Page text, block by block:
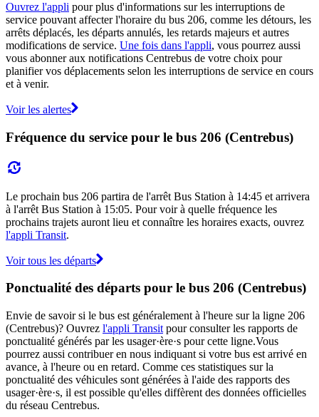
Ouvrez l'appli pour plus d'informations sur les interruptions de
service pouvant affecter l'horaire du bus 206, comme les détours, les
arrêts déplacés, les départs annulés, les retards majeurs et autres
modifications de service. Une fois dans l'appli, vous pourrez aussi
vous abonner aux notifications Centrebus de votre choix pour
planifier vos déplacements selon les interruptions de service en cours
et à venir.
Voir les alertes
Fréquence du service pour le bus 206 (Centrebus)
Le prochain bus 206 partira de l'arrêt Bus Station à 14:45 et arrivera
à l'arrêt Bus Station à 15:05. Pour voir à quelle fréquence les
prochains trajets auront lieu et connaître les horaires exacts, ouvrez
l'appli Transit.
Voir tous les départs
Ponctualité des départs pour le bus 206 (Centrebus)
Envie de savoir si le bus est généralement à l'heure sur la ligne 206
(Centrebus)? Ouvrez l'appli Transit pour consulter les rapports de
ponctualité générés par les usager·ère·s pour cette ligne.Vous
pourrez aussi contribuer en nous indiquant si votre bus est arrivé en
avance, à l'heure ou en retard. Comme ces statistiques sur la
ponctualité des véhicules sont générées à l'aide des rapports des
usager·ère·s, il est possible qu'elles diffèrent des données officielles
du réseau Centrebus.